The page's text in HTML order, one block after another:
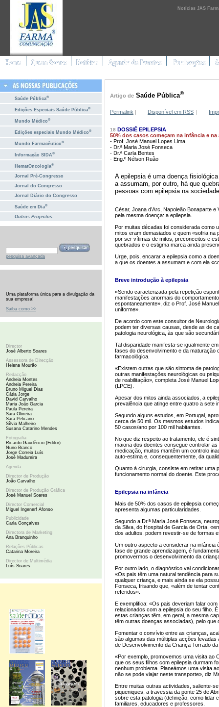
Notícias JAS
Saúde Pública®
Edições Especiais Saúde Pública®
Mundo Médico®
Edições especiais Mundo Médico®
Mundo Farmacêutico®
Informação SIDA®
HematOncologia®
Jornal Pré-Congresso
Jornal do Congresso
Jornal Diário do Congresso
Saúde em Dia®
Outros Projectos
pesquisa avançada
Uma plataforma única para a divulgação da
sua empresa!
Saiba como >>
Director
José Alberto Soares
Assessora de Direcção
Helena Mourão
Redacção
Andreia Montes
Andreia Pereira
Bruno Miguel Dias
Cátia Jorge
David Carvalho
Maria João Garcia
Paula Pereira
Sara Oliveira
Sara Pelicano
Sílvia Malheiro
Susana Catarino Mendes
Fotografia
Ricardo Gaudêncio (Editor)
Nuno Branco
Jorge Correia Luís
José Madureira
Agenda
Director de Produção
João Carvalho
Director de Produção Gráfica
José Manuel Soares
Director Comercial
Miguel Ingenerf Afonso
Publicidade
Carla Gonçalves
Directora de Marketing
Ana Branquinho
Relações Públicas
Catarina Moreira
Director de Multimédia
Luís Soares
Artigo de Saúde Pública®
Permalink | Disponível em RSS |
18 DOSSIÊ EPILEPSIA
50% dos casos começam na infância e na
- Prof. José Manuel Lopes Lima
- Dr.ª Maria José Fonseca
- Dr.ª Carla Bentes
- Eng.º Nélson Ruão
A epilepsia é uma doença
a assumam, por outro, há que
pessoas com epilepsia na
César, Joana d’Arc, Napoleão Bonaparte
pela mesma doença: a epilepsia.
Por muitas décadas foi considerada como
mitos eram demasiados e quem «sofria na
por ser vítimas de mitos, preconceitos e
quebrados e o estigma marca ainda
Urge, pois, encarar a epilepsia como a
a que os doentes a assumam e com ela
Breve introdução à epilepsia
«Sendo caracterizada pela repetição
manifestações anormais do
espontaneamente», diz o Prof. José
uniforme».
De acordo com este consultor de
podem ter diversas causas, desde as de
patologia neurológica, às que são
Tal disparidade manifesta-se igualmente
fases do desenvolvimento e da maturação
farmacológica.
«Existem outras que são sintoma de
outras manifestações neurológicas ou
de reabilitação», completa José Manuel
(LPCE).
Apesar dos mitos ainda associados, a
prevalência que atinge entre quatro a sete
Segundo alguns estudos, em Portugal,
cerca de 50 mil. Os mesmos estudos
50 casos/ano por 100 mil habitantes.
No que diz respeito ao tratamento, ele é
maioria dos doentes consegue controlar
medicação, muitos mantêm um controlo
auto-estima e, consequentemente, da
Quanto à cirurgia, consiste em retirar uma
funcionamento normal do doente. Este
Epilepsia na infância
Mais de 50% dos casos de epilepsia
apresenta algumas particularidades.
Segundo a Dr.ª Maria José Fonseca,
da Silva, do Hospital de Garcia de Orta,
dos adultos, podem revestir-se de formas
Um outro aspecto a considerar na
fase de grande aprendizagem, é
promovermos o desenvolvimento da
Por outro lado, o diagnóstico vai
«Os pais têm uma natural tendência para
qualquer criança, e mais ainda se ela
Fonseca, frisando que, «além de tentar
referidos».
E exemplifica: «Os pais deveriam falar
relacionados com a epilepsia do seu filho.
estas crianças têm, em geral, a mesma
têm outras doenças associadas), pelo que
Fomentar o convívio entre as crianças,
são algumas das múltiplas acções
de Desenvolvimento da Criança Torrado
«Por exemplo, promovemos uma visita ao
que os seus filhos com epilepsia durmam
nenhum problema. Planeámos uma visita
não se pode viajar neste transporte», diz
Entre muitas outras actividades, saliente-
piqueniques, a travessia da ponte 25 de
sobre esta patologia (definição, como lidar
familiares, educadores e professores.